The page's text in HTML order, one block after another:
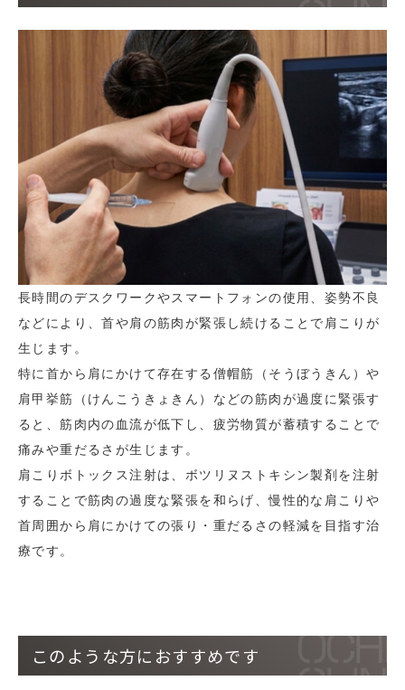
長時間のデスクワークやスマートフォンの使用、姿勢不良
などにより、首や肩の筋肉が緊張し続けることで肩こりが
生じます。
特に首から肩にかけて存在する僧帽筋（そうぼうきん）や
肩甲挙筋（けんこうきょきん）などの筋肉が過度に緊張す
ると、筋肉内の血流が低下し、疲労物質が蓄積することで
痛みや重だるさが生じます。
肩こりボトックス注射は、ボツリヌストキシン製剤を注射
することで筋肉の過度な緊張を和らげ、慢性的な肩こりや
首周囲から肩にかけての張り・重だるさの軽減を目指す治
療です。
このような方におすすめです